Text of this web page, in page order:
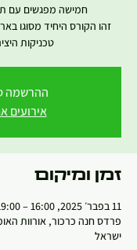
זהו הקורס היחיד מסוגו
טכניקות
ההרשמה
אירועים
זמן ומיקום
11 בפבר׳ 2025, 16:00 – 19:00
פרדס חנה כרכור, אורוות
ישראל